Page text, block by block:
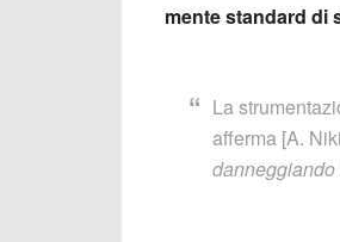
mente standard di
La
afferma [A.